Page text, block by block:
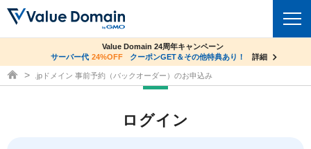
ドメイントップ
co.jpドメイン✕コアサーバーV2ビジネス応援キャンペーン
サーバー料金1年間無料
詳細
Value Domain 24周年キャンペーン
サーバー代 24%OFF クーポンGET＆その他特典あり！ 詳細
ドメイン取得ならバリュードメイン
.jpドメイン 事前予約（バックオーダー）のお申込み
ログイン